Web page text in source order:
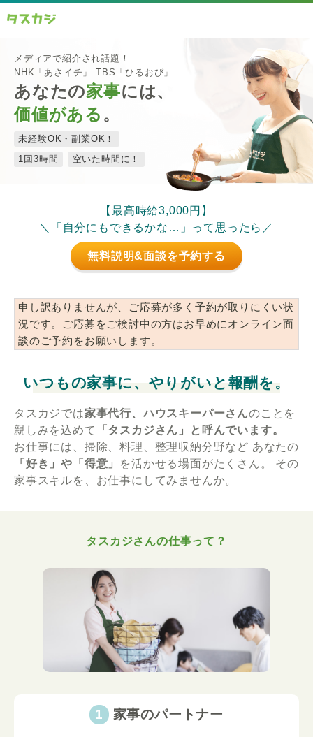
メディアで紹介され話題！
NHK「あさイチ」 TBS「ひるおび」
あなたの家事には、
価値がある 。
未経験OK・副業OK！
1回3時間
空いた時間に！
【最高時給3,000円】
＼「自分にもできるかな…」って思ったら／
無料説明&面談を予約する
申し訳ありませんが、ご応募が多く予約が取りにくい状
況です。ご応募をご検討中の方はお早めにオンライン面
談のご予約をお願いします。
いつもの家事に、やりがいと報酬を。
タスカジでは家事代行、ハウスキーパーさんのことを
親しみを込めて
「タスカジさん」と呼んでいます。
お仕事には、掃除、料理、整理収納分野など あなたの
「好き」や「得意」
を活かせる場面がたくさん。
その
家事スキルを、お仕事にしてみませんか。
タスカジさんの仕事って？
家事のパートナー